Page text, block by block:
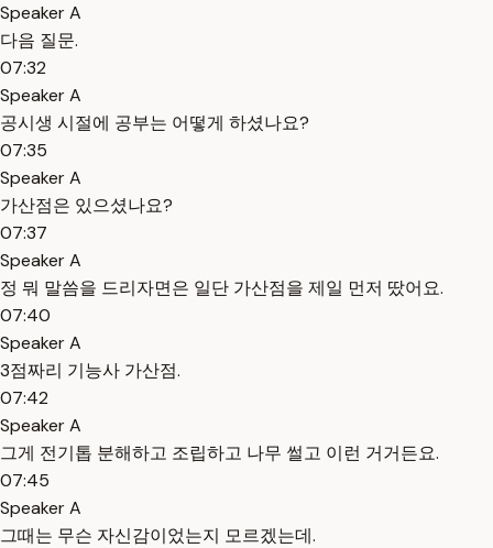
Speaker A
다음 질문.
07:32
Speaker A
공시생 시절에 공부는 어떻게 하셨나요?
07:35
Speaker A
가산점은 있으셨나요?
07:37
Speaker A
정 뭐 말씀을 드리자면은 일단 가산점을 제일 먼저 땄어요.
07:40
Speaker A
3점짜리 기능사 가산점.
07:42
Speaker A
그게 전기톱 분해하고 조립하고 나무 썰고 이런 거거든요.
07:45
Speaker A
그때는 무슨 자신감이었는지 모르겠는데.